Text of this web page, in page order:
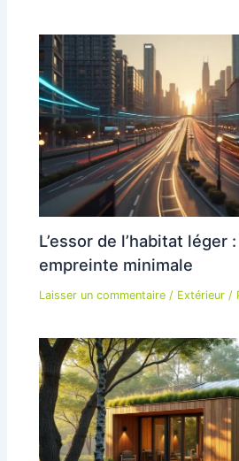
L’essor de l’habitat
empreinte minimale
Laisser un commentaire / Extérieur /